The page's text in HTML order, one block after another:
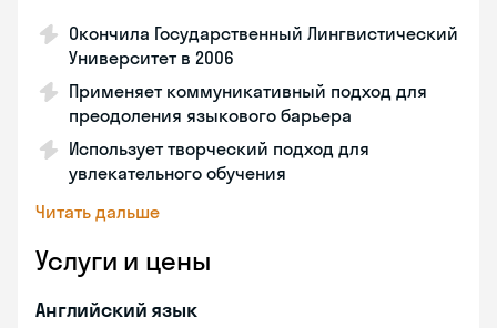
Окончила Государственный Лингвистический
Университет в 2006
Применяет коммуникативный подход для
преодоления языкового барьера
Использует творческий подход для
увлекательного обучения
Читать дальше
Услуги и цены
Английский язык